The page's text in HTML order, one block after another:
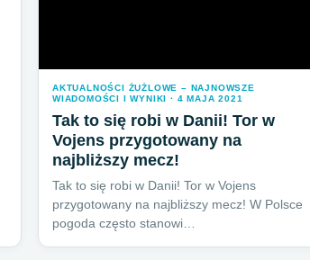
AKTUALNOŚCI ŻUŻLOWE – NAJNOWSZE
WIADOMOŚCI I WYNIKI · 4 MAJA 2021
Tak to się robi w Danii! Tor w
Vojens przygotowany na
najbliższy mecz!
Tak to się robi w Danii! Tor w Vojens
przygotowany na najbliższy mecz! W Polsce
pogoda często stanowi…